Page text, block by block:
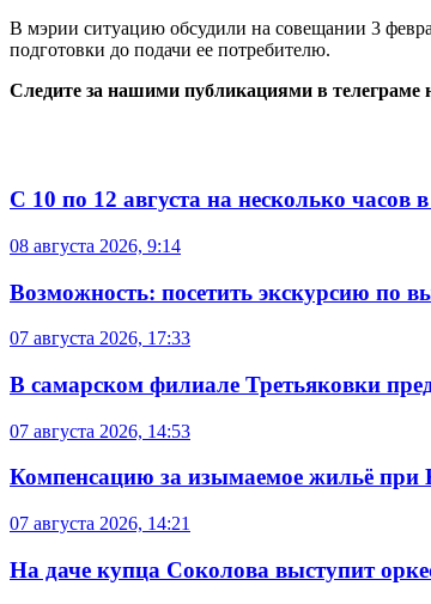
В мэрии ситуацию обсудили на совещании 3
подготовки до подачи ее потребителю.
Следите за нашими публикациями в телеграме
С 10 по 12 августа на несколько
08 августа 2026, 9:14
Возможность: посетить экскурсию по
07 августа 2026, 17:33
В самарском филиале Третьяковки
07 августа 2026, 14:53
Компенсацию за изымаемое жильё
07 августа 2026, 14:21
На даче купца Соколова выступит